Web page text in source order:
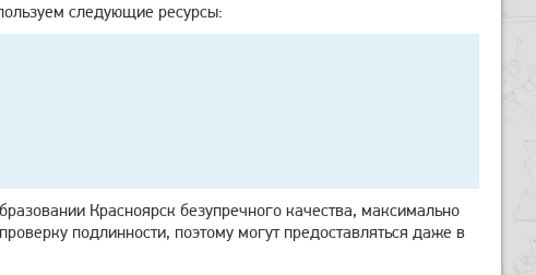
следующие ресурсы:
Красноярск безупречного качества, максимально
подлинности, поэтому могут предоставляться даже в